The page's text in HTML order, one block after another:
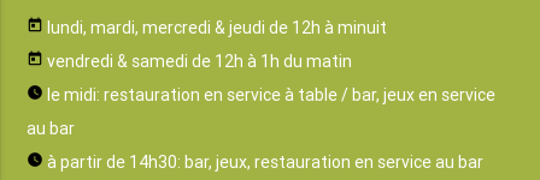
today lundi, mardi, mercredi & jeudi de 12h à minuit
today vendredi & samedi de 12h à 1h du matin
watch_later le midi: restauration en service à table / bar, jeux en service
au bar
watch_later à partir de 14h30: bar, jeux, restauration en service au bar